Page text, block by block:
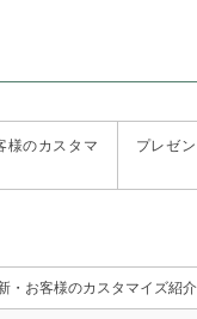
のカスタマ
プレゼ
お客様のカスタマイズ紹